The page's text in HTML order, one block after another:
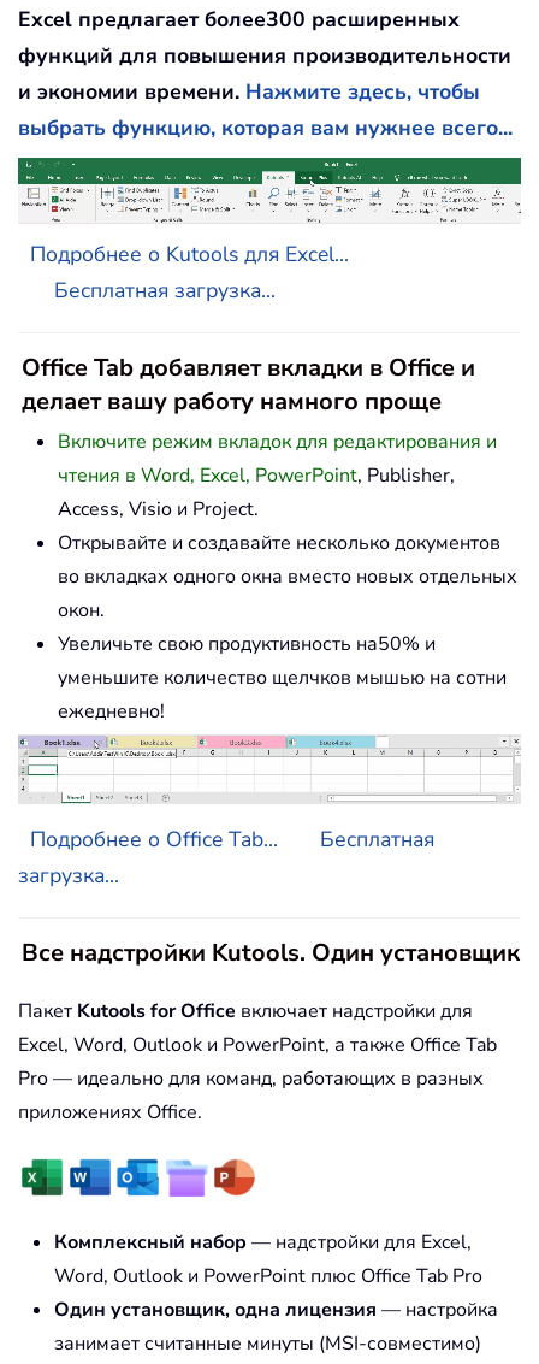
Excel предлагает более300 расширенных
функций для повышения производительности
и экономии времени. Нажмите здесь, чтобы
выбрать функцию, которая вам нужнее всего...
Подробнее о Kutools для Excel...
Бесплатная загрузка...
Office Tab добавляет вкладки в Office и
делает вашу работу намного проще
Включите режим вкладок для редактирования и
чтения в Word, Excel, PowerPoint, Publisher,
Access, Visio и Project.
Открывайте и создавайте несколько документов
во вкладках одного окна вместо новых отдельных
окон.
Увеличьте свою продуктивность на50% и
уменьшите количество щелчков мышью на сотни
ежедневно!
Подробнее о Office Tab...
Бесплатная
загрузка...
Все надстройки Kutools. Один установщик
Пакет Kutools for Office включает надстройки для
Excel, Word, Outlook и PowerPoint, а также Office Tab
Pro — идеально для команд, работающих в разных
приложениях Office.
Комплексный набор — надстройки для Excel,
Word, Outlook и PowerPoint плюс Office Tab Pro
Один установщик, одна лицензия — настройка
занимает считанные минуты (MSI-совместимо)